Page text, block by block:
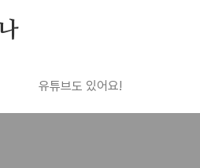
유튜브도 있어요!